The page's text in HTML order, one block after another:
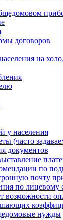
договоров
на
у населения
(часто
документов
по
почту
по
возможности
нужды